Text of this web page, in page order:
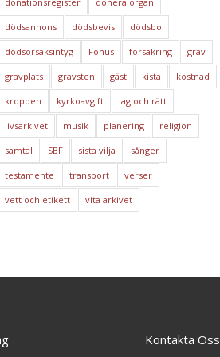
dödsannons dödsbevis dödsbo
dödsorsaksintyg Fonus försäkring grav
gravplats gravsten gäst kista kostnad
kroppen kyrkoavgift lag och rätt
livsarkivet musik planering religion
samtal SBF sista vilja sånger
testamente transport verser
vett och etikett vita arkivet
Kontakta Oss